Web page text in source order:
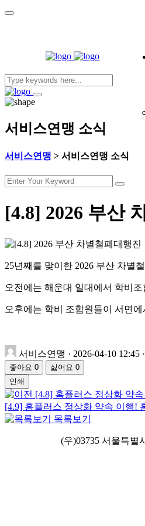
서비스연맹 소식
서비스연맹 > 서비스연맹 소식
[4.8] 2026 부산
25년째를 맞이한 2026 부산 차별
오전에는 해운대 일대에서 학비
오후에는 학비 조합원들이 서면
서비스연맹 · 2026-04-10 12:45 ·
좋아요 0 싫어요 0
인쇄
[4.8] 홈플러스 정상화 약
[4.9] 홈플러스 정상화 약속 이행!
목록보기
ㅤ ㅤ ㅤㅤ(우)03735 서울특별시